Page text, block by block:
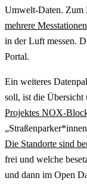
Umwelt-Daten. Zum
mehrere Messtationen
in der Luft messen.
Portal.
Ein weiteres
soll, ist die Übersicht
Projektes NOX-
Die Standorte sind
frei und welche
und dann im Open